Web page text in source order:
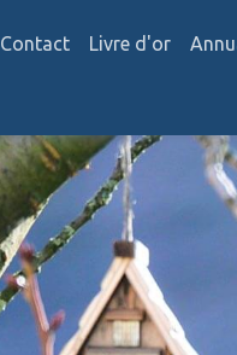
Contact Livre d'or